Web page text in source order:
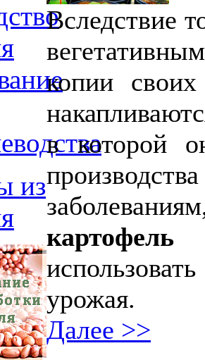
из
Вследствие
копии
в которой
картофель
урожая.
Далее >>